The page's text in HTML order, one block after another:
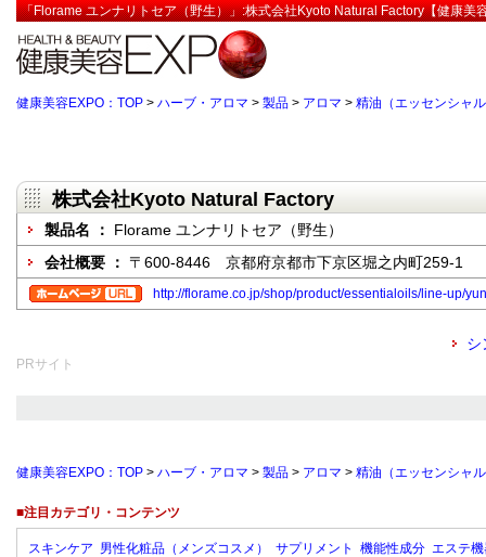
「Florame ユンナリトセア（野生）」:株式会社Kyoto Natural Factory【健康美
健康美容EXPO：TOP > ハーブ・アロマ > 製品 > アロマ > 精油（エッセンシャ
株式会社Kyoto Natural Factory
製品名 ： Florame ユンナリトセア（野生）
会社概要 ： 〒600-8446 京都府京都市下京区堀之内町259-1
http://florame.co.jp/shop/product/essentialoils/line-up/
シ
PRサイト
健康美容EXPO：TOP > ハーブ・アロマ > 製品 > アロマ > 精油（エッセンシャ
■注目カテゴリ・コンテンツ
スキンケア 男性化粧品（メンズコスメ） サプリメント 機能性成分 エステ